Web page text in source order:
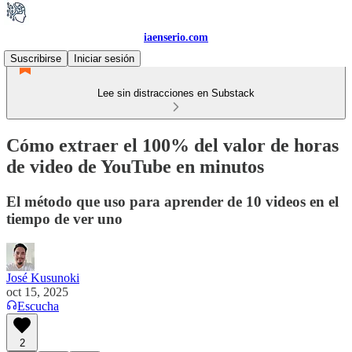
iaenserio.com
Suscribirse
Iniciar sesión
Lee sin distracciones en Substack
Cómo extraer el 100% del valor de horas
de video de YouTube en minutos
El método que uso para aprender de 10 videos en el
tiempo de ver uno
José Kusunoki
oct 15, 2025
Escucha
2